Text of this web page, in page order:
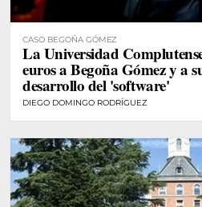
CASO BEGOÑA GÓMEZ
La Universidad
euros a Begoña Gómez y a
desarrollo del 'software'
DIEGO DOMINGO RODRÍGUEZ